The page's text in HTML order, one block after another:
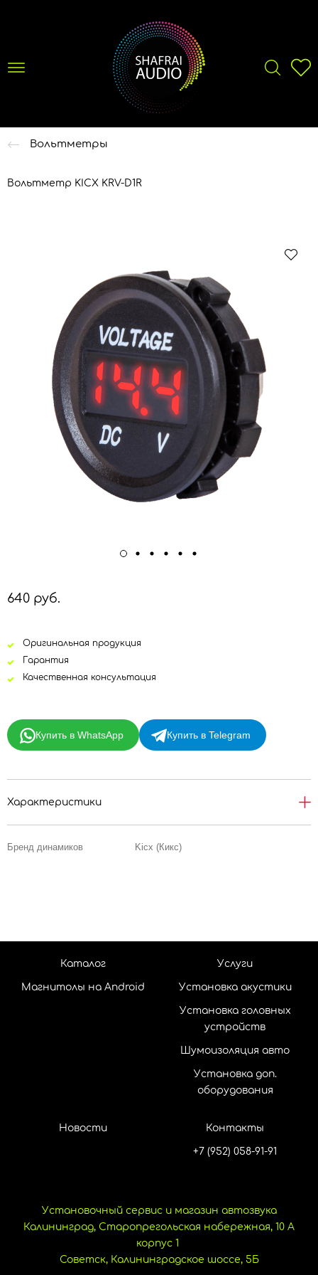
Вольтметры
Вольтметр KICX KRV-D1R
640 руб.
Оригинальная продукция
Гарантия
Качественная консультация
Купить в WhatsApp Купить в Telegram
Характеристики
Бренд динамиков Kicx (Кикс)
Каталог
Магнитолы на Android
Услуги
Установка акустики
Установка головных
устройств
Шумоизоляция авто
Установка доп.
оборудования
Новости Контакты
+7 (952) 058-91-91
Установочный сервис и магазин автозвука
Калининград, Старопрегольская набережная, 10 А
корпус 1
Советск, Калининградское шоссе, 5Б